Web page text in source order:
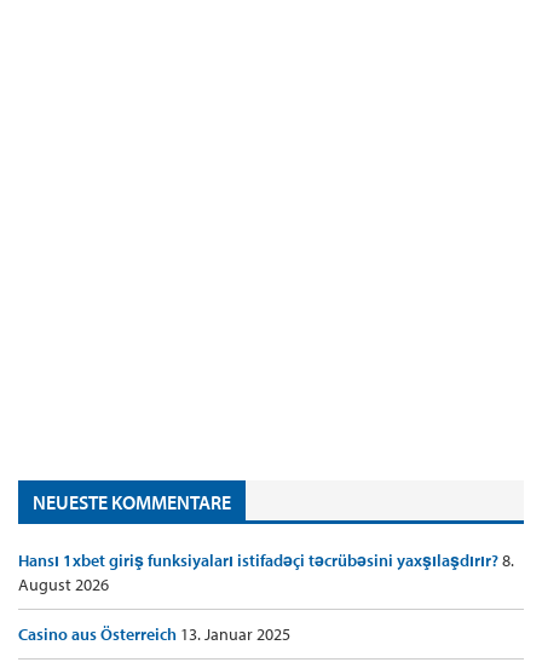
NEUESTE KOMMENTARE
Hansı 1xbet giriş funksiyaları istifadəçi təcrübəsini yaxşılaşdırır?8.
August 2026
Casino aus Österreich 13. Januar 2025